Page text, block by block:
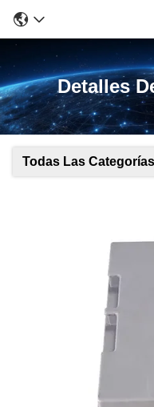
Detalles
Todas Las Categorías